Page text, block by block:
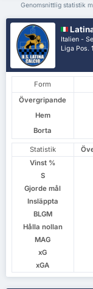
Genomsnittlig statistik
Italien -
Liga Pos.
Form
Övergripande
Hem
Borta
Statistik
Vinst %
S
Gjorde mål
Insläppta
BLGM
Hålla nollan
MAG
xG
xGA